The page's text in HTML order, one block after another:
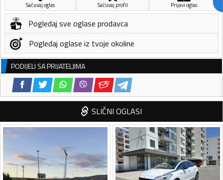
Sačuvaj oglas Sačuvaj profil Prijavi oglas
Pogledaj sve oglase prodavca
Pogledaj oglase iz tvoje okoline
PODIJELI SA PRIJATELJIMA
SLIČNI OGLASI